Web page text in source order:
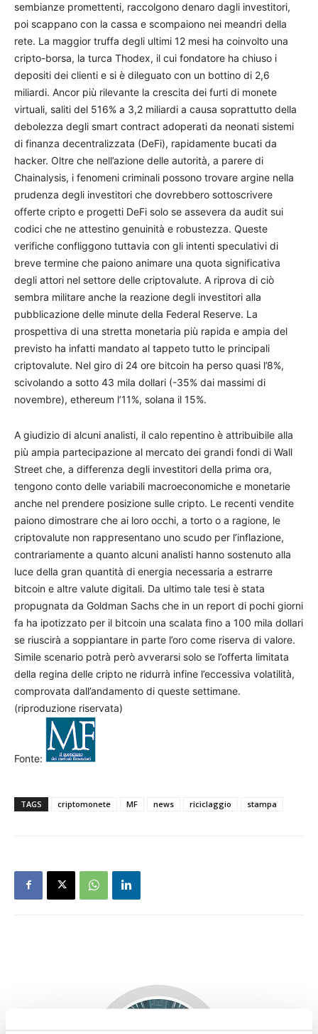
sembianze promettenti, raccolgono denaro dagli investitori,
poi scappano con la cassa e scompaiono nei meandri della
rete. La maggior truffa degli ultimi 12 mesi ha coinvolto una
cripto-borsa, la turca Thodex, il cui fondatore ha chiuso i
depositi dei clienti e si è dileguato con un bottino di 2,6
miliardi. Ancor più rilevante la crescita dei furti di monete
virtuali, saliti del 516% a 3,2 miliardi a causa soprattutto della
debolezza degli smart contract adoperati da neonati sistemi
di finanza decentralizzata (DeFi), rapidamente bucati da
hacker. Oltre che nell’azione delle autorità, a parere di
Chainalysis, i fenomeni criminali possono trovare argine nella
prudenza degli investitori che dovrebbero sottoscrivere
offerte cripto e progetti DeFi solo se assevera da audit sui
codici che ne attestino genuinità e robustezza. Queste
verifiche confliggono tuttavia con gli intenti speculativi di
breve termine che paiono animare una quota significativa
degli attori nel settore delle criptovalute. A riprova di ciò
sembra militare anche la reazione degli investitori alla
pubblicazione delle minute della Federal Reserve. La
prospettiva di una stretta monetaria più rapida e ampia del
previsto ha infatti mandato al tappeto tutto le principali
criptovalute. Nel giro di 24 ore bitcoin ha perso quasi l’8%,
scivolando a sotto 43 mila dollari (-35% dai massimi di
novembre), ethereum l’11%, solana il 15%.
A giudizio di alcuni analisti, il calo repentino è attribuibile alla
più ampia partecipazione al mercato dei grandi fondi di Wall
Street che, a differenza degli investitori della prima ora,
tengono conto delle variabili macroeconomiche e monetarie
anche nel prendere posizione sulle cripto. Le recenti vendite
paiono dimostrare che ai loro occhi, a torto o a ragione, le
criptovalute non rappresentano uno scudo per l’inflazione,
contrariamente a quanto alcuni analisti hanno sostenuto alla
luce della gran quantità di energia necessaria a estrarre
bitcoin e altre valute digitali. Da ultimo tale tesi è stata
propugnata da Goldman Sachs che in un report di pochi giorni
fa ha ipotizzato per il bitcoin una scalata fino a 100 mila dollari
se riuscirà a soppiantare in parte l’oro come riserva di valore.
Simile scenario potrà però avverarsi solo se l’offerta limitata
della regina delle cripto ne ridurrà infine l’eccessiva volatilità,
comprovata dall’andamento di queste settimane.
(riproduzione riservata)
Fonte:
TAGS criptomonete MF news riciclaggio stampa